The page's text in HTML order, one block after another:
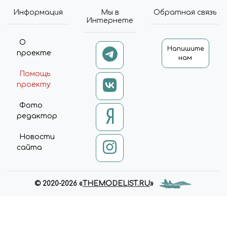
Информация
О
проекте
Помощь
проекту
Фото
редактор
Новости
сайта
Мы в
Интернете
Обратная связь
Напишите
нам
© 2020-2026 «THEMODELIST.RU»